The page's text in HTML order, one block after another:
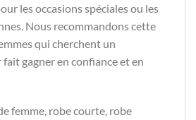
les occasions spéciales ou les
Nous recommandons cette
qui cherchent un
gagner en confiance et en
femme, robe courte, robe